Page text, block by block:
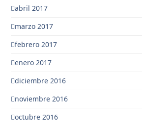
abril 2017
marzo 2017
febrero 2017
enero 2017
diciembre 2016
noviembre 2016
octubre 2016